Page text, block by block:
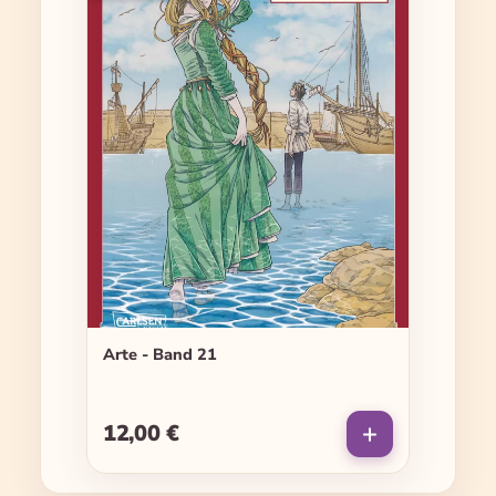
Arte - Band 21
Regulärer Preis:
12,00 €